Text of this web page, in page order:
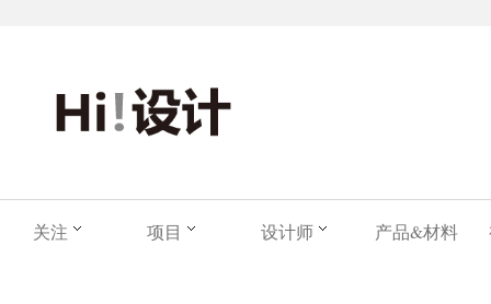
关注 项目 设计师 产品&材料